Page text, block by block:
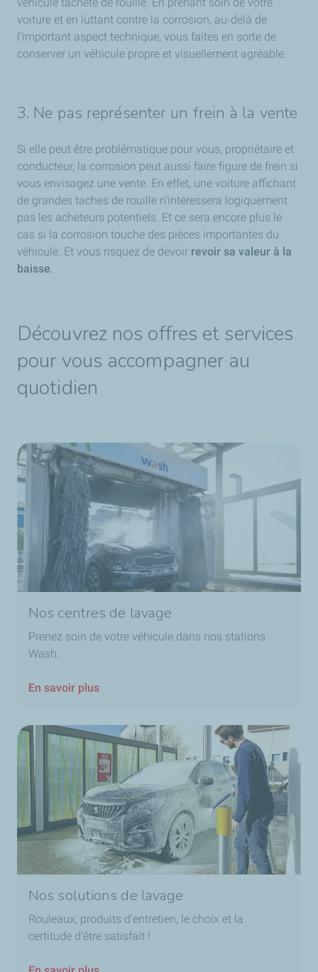
voiture et en luttant contre la corrosion, au-delà de
l’important aspect technique, vous faites en sorte de
conserver un véhicule propre et visuellement agréable.
3. Ne pas représenter un frein à la vente
Si elle peut être problématique pour vous, propriétaire et
conducteur, la corrosion peut aussi faire figure de frein si
vous envisagez une vente. En effet, une voiture affichant
de grandes taches de rouille n’intéressera logiquement
pas les acheteurs potentiels. Et ce sera encore plus le
cas si la corrosion touche des pièces importantes du
véhicule. Et vous risquez de devoir revoir sa valeur à la
baisse
Découvrez nos offres et services
pour vous accompagner au
quotidien
Nos centres de lavage
Prenez soin de votre véhicule dans nos stations
Wash.
En savoir plus
Nos solutions de lavage
Rouleaux, produits d'entretien, le choix et la
certitude d’être satisfait !